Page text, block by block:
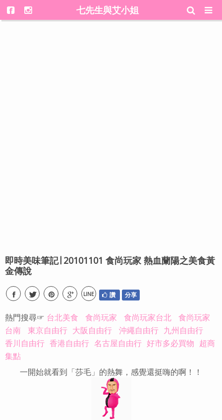
七先生與艾小姐
即時美味筆記∣ 20101101 食尚玩家 熱血蘭陽之美食黃
金傳說
LINE 讚 分享
熱門搜尋☞ 台北美食 食尚玩家 食尚玩家台北
食尚玩家
台南
東京自由行 大阪自由行 沖繩自由行 九州自由行
香川自由行 香港自由行 名古屋自由行 好市多必買物 超商
集點
一開始就看到「莎毛」的熱舞，感覺還挺嗨的啊！！